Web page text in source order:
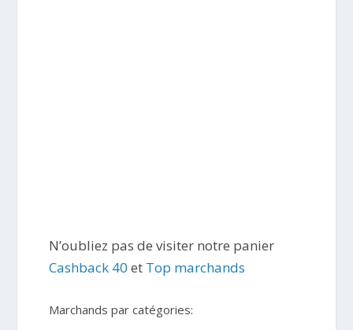
N’oubliez pas de visiter notre panier
Cashback 40 et Top marchands
Marchands par catégories: